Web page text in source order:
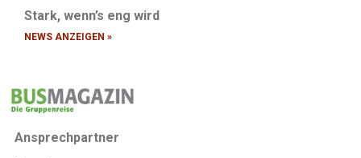
Stark, wenn’s eng wird
NEWS ANZEIGEN »
Ansprechpartner